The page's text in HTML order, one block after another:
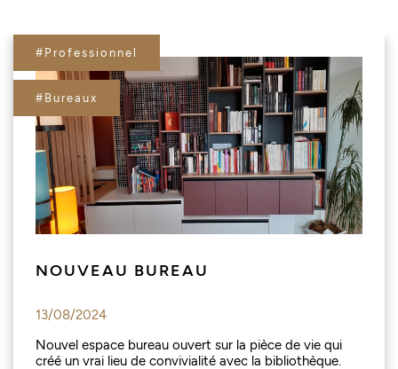
#Professionnel
#Bureaux
NOUVEAU BUREAU
13/08/2024
Nouvel espace bureau ouvert sur la pièce de vie qui
créé un vrai lieu de convivialité avec la bibliothèque.